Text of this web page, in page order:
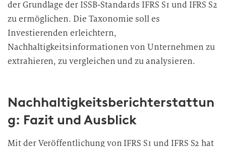
der Grundlage der ISSB-Standards IFRS S1 und IFRS S2
zu ermöglichen. Die Taxonomie soll es
Investierenden erleichtern,
Nachhaltigkeitsinformationen von Unternehmen zu
extrahieren, zu vergleichen und zu analysieren.
Nachhaltigkeitsberichterstattun
g: Fazit und Ausblick
Mit der Veröffentlichung von IFRS S1 und IFRS S2 hat